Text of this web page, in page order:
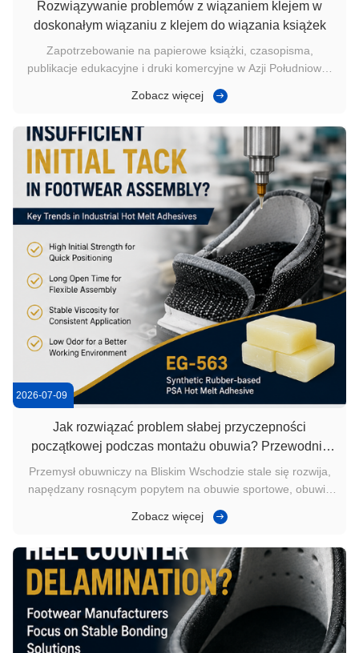
Rozwiązywanie problemów z wiązaniem klejem w
doskonałym wiązaniu z klejem do wiązania książek
Zapotrzebowanie na papierowe książki, czasopisma,
publikacje edukacyjne i druki komercyjne w Azji Południowo-
produkcji drukarnie komercyjne zwracają większą uwagę na
kleju i konsystencja ł...
Zobacz więcej
2026-07-09
Jak rozwiązać problem słabej przyczepności
początkowej podczas montażu obuwia? Przewodnik
po wyborze przemysłowych klejów topliwych
Przemysł obuwniczy na Bliskim Wschodzie stale się rozwija,
napędzany rosnącym popytem na obuwie sportowe, obuwie
coraz więcej fabryk wdraża zautomatyzowane i
początkowastała się jednym z ...
Zobacz więcej